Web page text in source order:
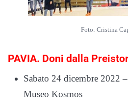
Foto: Cristina
PAVIA. Doni dalla
Sabato 24 dicembre 2022
Museo Kosmos